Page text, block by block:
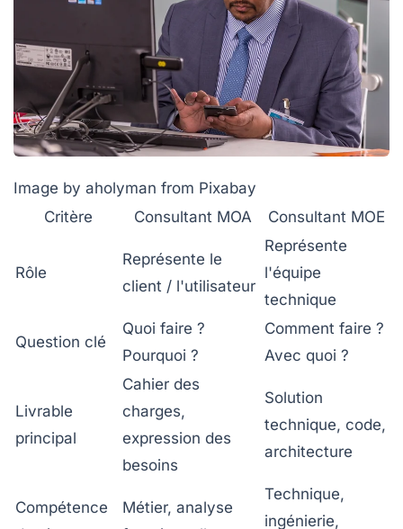
Image by aholyman from Pixabay
Critère
Consultant MOA Consultant MOE
Rôle
Représente le
client / l'utilisateur
Représente
l'équipe
technique
Question clé
Quoi faire ?
Pourquoi ?
Comment faire ?
Avec quoi ?
Livrable
principal
Cahier des
charges,
expression des
besoins
Solution
technique, code,
architecture
Compétence
Métier, analyse
Technique,
ingénierie,